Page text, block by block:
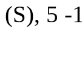
(S), 5 -